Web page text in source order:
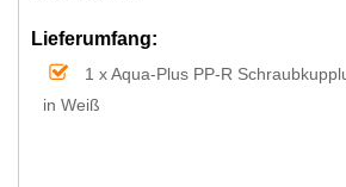
Lieferumfang:
1 x Aqua-Plus PP-R
in Weiß